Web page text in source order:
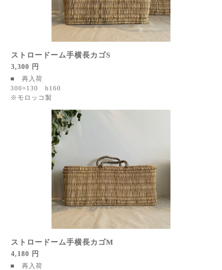
ストロードーム手横長カゴS
3,300 円
■ 再入荷
300×130 h160
※モロッコ製
ストロードーム手横長カゴM
4,180 円
■ 再入荷